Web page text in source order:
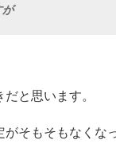
が
と思います。
そもそもなくな